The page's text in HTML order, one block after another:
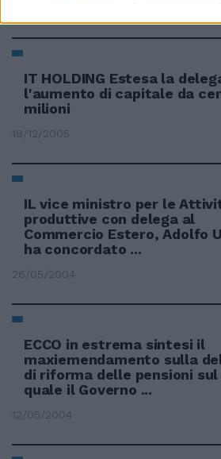
IT HOLDING Estesa la
l'aumento di capitale da
milioni
19/12/2005
IL vice ministro per le
produttive con delega al
Commercio Estero, Adolfo
ha concordato ...
26/05/2004
ECCO in estrema sintesi il
maxiemendamento sulla
di riforma delle pensioni sul
quale il Governo ...
12/05/2004